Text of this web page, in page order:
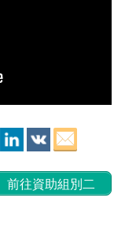
前往資助組別二